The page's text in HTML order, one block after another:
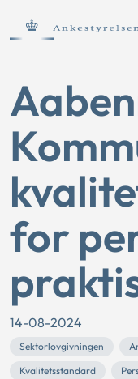
for
14-08-2024
Sektorlovgivningen
Kvalitetsstandard